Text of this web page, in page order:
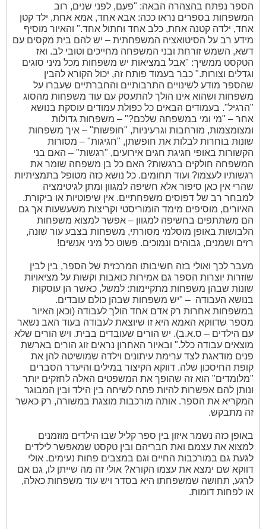
הספר נפתח בהצהרה הבאה: "פעם, לפני שנים, רוב
המשפחות בספרים נראו ככה: אבא אחד, אמא אחת, ילד קטן
אחד, ילדה קטנה אחת, כלב אחד וחתול אחד." והאיור מוסיף
מידע רב על הסיטואציה המשפחתית – יש להם בית מקסים עם
דשא, השמש זורחת ובני המשפחה מחייכים וטובי לב. ואז
הטקסט ממשיך: "אבל במציאות יש משפחות מכל מיני סוגים
וגדלים וצורות." כבר בעמוד פותח זה, יכול הקורא להבין
שהספר מודע לשינויים התרבותיים והחברתיים שעברו על
משפחות ושהוא אינו הולך להתעסק עם עוד משפחות מהסוג
"הרגיל". בעמודים הבאים כל כפולת עמודים עוסקת בנושא
אחר – "מי ומי במשפחה שלכם?" – משפחות גדולות
ומצומצמות, מורחבות וגרעיניות, "חופשות" – איך משפחות
שונות בוחרות לבלות את חופשתן, "חגיגות" – מסורות
הקשורות באופי חגיגת חגים אירועים, "רגשות" – האם בני
המשפחה חולקים ברגשות? האם כל בן משפחה שומר את
רגשותיו לעצמו? ועוד תחומים. כל נושא כזה מטופל בתמציתיות
שהרי אין כאן סיפור אלא חשיפה למגוון ומתן לגיטימציה
למבחר רב של דפוסים משפחתיים. אין שיפוטיות או ביקורת.
האיורים, מוסיפים מימד הומוריסטי וקריצות משעשעות אך גם
הם משתתפים בחשיפה למגוון – אפשר למצוא משפחות
הלבושות באופן מוסלמי מסורתי, משפחות בצבע עור שונה,
רזים ושמנים, גבוהים ונמוכים. פשוט כל מיני אנשים!
מעבר לכך ואולי בזה חשיבותו המרכזית של הספר, בין לבין
שוזרות יוצרות הספר גם אמירות כואבות וקשות על מציאויות
שונות שבהן משפחות מתקיימות: למשל, כאשר הן עוסקות
בנושא העבודה – "יש משפחות שבהן כולם עובדים.
במשפחות אחרות רק אדם אחד הולך לעבודה (וכאן האיור
מספר שדווקא האמא היא זו שיוצאת לעבודה בעוד האב נשאר
עם הילדים – ס.א.ב). יש הורים שעובדים בבית. ויש הורים שלא
מוצאים עבודה כלל." ובאיור האחרון נראים זוג הורים בארשת
פנים מודאגת לצד ערימת עיתונים וילדה שמושיטה להן את
קופת החיסכון שלה. דווקא הקיצור במילים והיעדר הסברים
"מלומדים" הוא זה שהופך את המשפטים האלה לחזקים יותר
ונותן להם אפשרות להיות פתח לשיחה בין הילד ובין המבוגר
המקריא את הספר. אותה מורכבות מוצגת במשורה, רק כאשר
זה מתבקש.
באופן כזה נשמר איזון בין ספר קליל שבו הילדים מוזמנים
למצוא את עצמם ואת חבריהם ובין טקסט שמאפשר לילדים
לגעת גם במורכבות החיים וגם במצבים פחות נעימים. אולי
דווקא שם ימצא את עצמו הקורא? אולי זה מה שייתן לו, גם אם
לרגע, תחושה שמשפחתו היא בסדר ויש עוד משפחות כאלה,
או לפחות דומות.